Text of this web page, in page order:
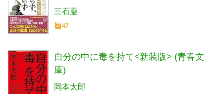
三石巌
47
自分の中に毒を持て<新装版> (青春文
庫)
岡本太郎